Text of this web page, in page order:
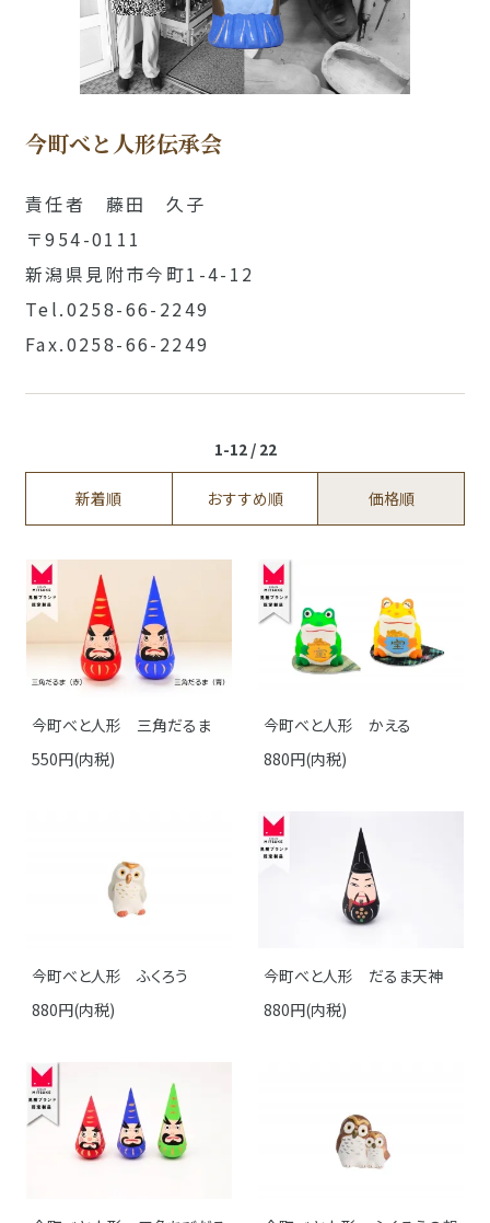
今町べと人形伝承会
責任者 藤田 久子
〒954-0111
新潟県見附市今町1-4-12
Tel.0258-66-2249
Fax.0258-66-2249
1-12 / 22
新着順 おすすめ順 価格順
今町べと人形 三角だるま
550円(内税)
今町べと人形 かえる
880円(内税)
今町べと人形 ふくろう
880円(内税)
今町べと人形 だるま天神
880円(内税)